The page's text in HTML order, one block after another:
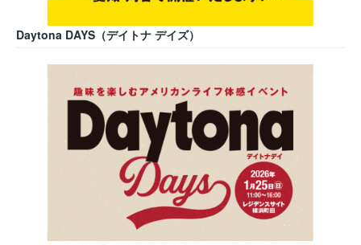
Daytona DAYS（デイトナ デイズ）